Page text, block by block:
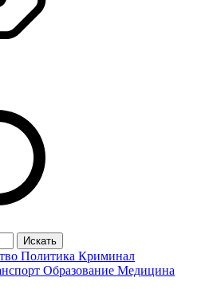
Политика Криминал
Образование Медицина